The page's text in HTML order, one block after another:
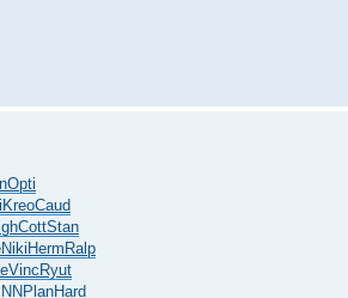
Opti
KreoCaud
CottStan
Niki Herm Ralp
Vinc Ryut
PlanHard